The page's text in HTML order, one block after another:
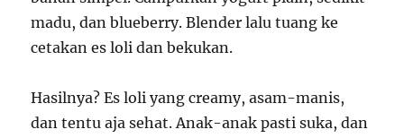
madu, dan blueberry. Blender lalu tuang ke
cetakan es loli dan bekukan.
Hasilnya? Es loli yang creamy, asam-manis,
dan tentu aja sehat. Anak-anak pasti suka, dan